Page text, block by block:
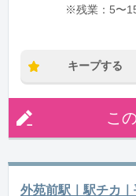
※残業：5〜
キープする
こ
外苑前駅｜駅チカ